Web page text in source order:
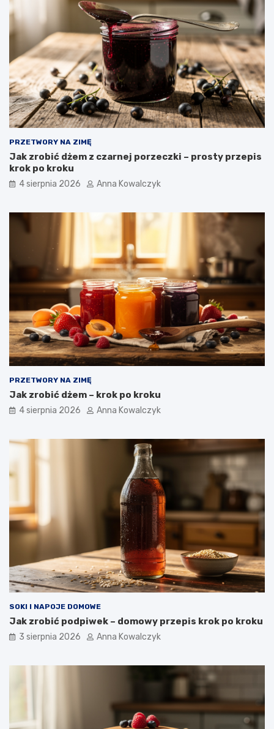
PRZETWORY NA ZIMĘ
Jak zrobić dżem z czarnej porzeczki – prosty przepis
krok po kroku
4 sierpnia 2026 Anna Kowalczyk
PRZETWORY NA ZIMĘ
Jak zrobić dżem – krok po kroku
4 sierpnia 2026 Anna Kowalczyk
SOKI I NAPOJE DOMOWE
Jak zrobić podpiwek – domowy przepis krok po kroku
3 sierpnia 2026 Anna Kowalczyk